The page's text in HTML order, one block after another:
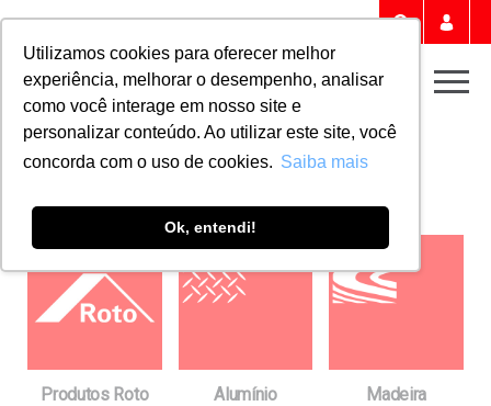
Utilizamos cookies para oferecer melhor
experiência, melhorar o desempenho, analisar
como você interage em nosso site e
personalizar conteúdo. Ao utilizar este site, você
concorda com o uso de cookies. Saiba mais
Ok, entendi!
BuscarPortal
FICHAS TÉCNICAS
Produtos Roto Alumínio Madeira